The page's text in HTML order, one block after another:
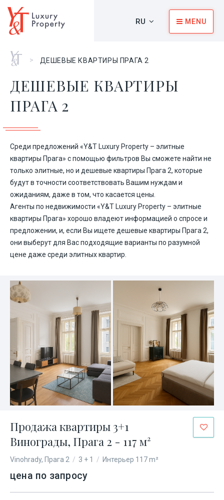
RU MENU
Главная
> ДЕШЕВЫЕ КВАРТИРЫ ПРАГА 2
ДЕШЕВЫЕ КВАРТИРЫ
ПРАГА 2
Среди предложений «Y&T Luxury Property – элитные
квартиры Прага» с помощью фильтров Вы сможете найти не
только элитные, но и дешевые квартиры Прага 2, которые
будут в точности соответствовать Вашим нуждам и
ожиданиям, даже в том, что касается цены.
Агенты по недвижимости «Y&T Luxury Property – элитные
квартиры Прага» хорошо владеют информацией о спросе и
предложении, и, если Вы ищете дешевые квартиры Прага 2,
они выберут для Вас подходящие варианты по разумной
цене даже среди элитных квартир.
Продажа квартиры 3+1
Винограды, Прага 2 - 117 м²
Vinohrady, Прага 2 / 3 + 1 / Интерьер 117 m²
цена по запросу